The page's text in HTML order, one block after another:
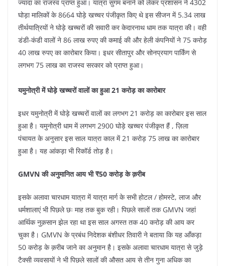
ज्यादा का राजस्व प्राप्त हुआ। यात्रा सुगम बनाने को लेकर प्रशासन ने 4302
घोड़ा मालिकों के 8664 घोड़े खच्चर पंजीकृत किए थे इस सीजन में 5.34 लाख
तीर्थयात्रियों ने घोड़े खच्चरों की सवारी कर केदारनाथ धाम तक यात्रा की। वही
डंडी-कंडी वालों ने 86 लाख रुपए की कमाई की और हेली कंपनियों ने 75 करोड़
40 लाख रुपए का कारोबार किया। इधर सीतापुर और सोनप्रयाग पार्किंग से
लगभग 75 लाख का राजस्व सरकार को प्राप्त हुआ।
यमुनोत्री में घोड़े खच्चरों वालों का हुआ 21 करोड़ का कारोबार
इधर यमुनोत्री में घोड़े खच्चरों वालों का लगभग 21 करोड़ का कारोबार इस साल
हुआ है। यमुनोत्री धाम में लगभग 2900 घोड़े खच्चर पंजीकृत हैं , ज़िला
पंचायत के अनुसार इस साल यात्रा काल में 21 करोड़ 75 लाख का कारोबार
हुआ है। यह आंकड़ा भी रिकॉर्ड तोड़ है।
GMVN की अनुमानित आय भी ₹50 करोड़ के क़रीब
इसके अलावा चारधाम यात्रा में यात्रा मार्ग के सभी होटल / होमस्टे, लाज और
धर्मशालाएं भी पिछले छः माह तक बुक रही। पिछले सालों तक GMVN जहां
आर्थिक नुक़सान झेल रहा था इस साल अगस्त तक 40 करोड़ की आय कर
चुका है। GMVN के प्रबंध निदेशक बंशीधर तिवारी ने बताया कि यह आँकड़ा
50 करोड़ के क़रीब जाने का अनुमान है। इसके अलावा चारधाम यात्रा से जुड़े
टैक्सी व्यवसायों ने भी पिछले सालों की औसत आय से तीन गुना अधिक का